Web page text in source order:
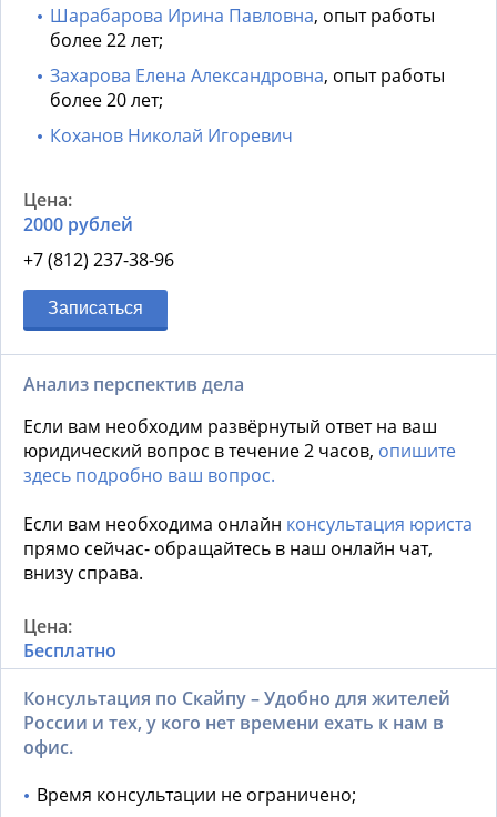
Шарабарова Ирина Павловна, опыт работы
более 22 лет;
Захарова Елена Александровна, опыт работы
более 20 лет;
Коханов Николай Игоревич
2000 рублей
+7 (812) 237-38-96
Записаться
Анализ перспектив дела
Если вам необходим развёрнутый ответ на ваш
юридический вопрос в течение 2 часов, опишите
здесь подробно ваш вопрос.
Если вам необходима онлайн консультация юриста
прямо сейчас- обращайтесь в наш онлайн чат,
внизу справа.
Бесплатно
Консультация по Скайпу – Удобно для жителей
России и тех, у кого нет времени ехать к нам в
офис.
Время консультации не ограничено;